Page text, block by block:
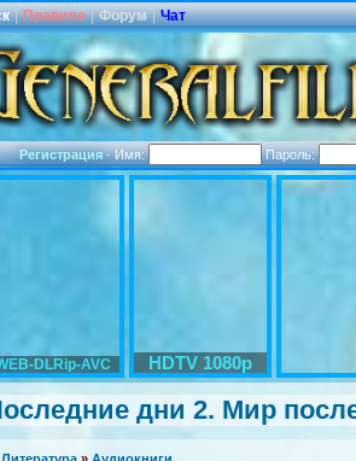
| Правила | Форум | Чат
Регистрация·Имя: Пароль:
DLRip-AVC HDTV 1080p
дни 2. Мир